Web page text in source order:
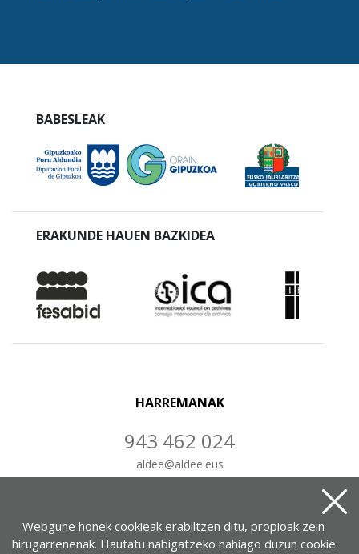
BABESLEAK
ERAKUNDE HAUEN BAZKIDEA
HARREMANAK
943 462 024
aldee@aldee.eus
Webgune honek cookieak erabiltzen ditu, propioak zein
hirugarrenenak. Hautatu nabigatzeko nahiago duzun cookie